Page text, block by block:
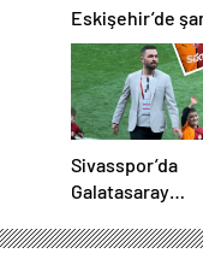
Eskişehir’de
Sivasspor’da
Galatasaray
getirdi!